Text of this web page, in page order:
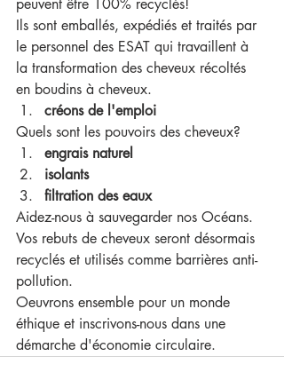
peuvent être 100% recyclés!
Ils sont emballés, expédiés et traités par
le personnel des ESAT qui travaillent à
la transformation des cheveux récoltés
en boudins à cheveux.
créons de l'emploi
Quels sont les pouvoirs des cheveux?
engrais naturel
isolants
filtration des eaux
Aidez-nous à sauvegarder nos Océans.
Vos rebuts de cheveux seront désormais
recyclés et utilisés comme barrières anti-
pollution.
Oeuvrons ensemble pour un monde
éthique et inscrivons-nous dans une
démarche d'économie circulaire.